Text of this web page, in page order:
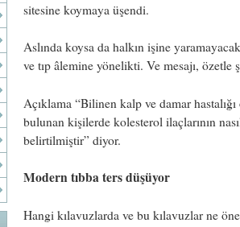
sitesine koymaya üşendi.
Aslında koysa da halkın işine
ve tıp âlemine yönelikti. Ve mesajı, özetle
Açıklama “Bilinen kalp ve damar
bulunan kişilerde kolesterol ilaçlarının
belirtilmiştir” diyor.
Modern tıbba ters düşüyor
Hangi kılavuzlarda ve bu kılavuzlar ne